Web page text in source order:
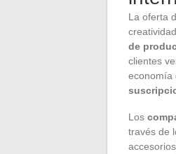
La oferta
de
clientes
economía
Los
través de